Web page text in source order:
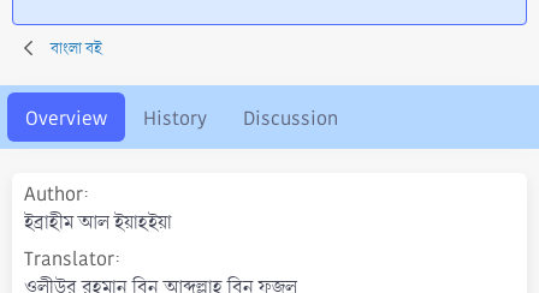
t
e
o
n
বাংলা বই
Overview History Discussion
Author
ইব্রাহীম আল ইয়াহইয়া
Translator